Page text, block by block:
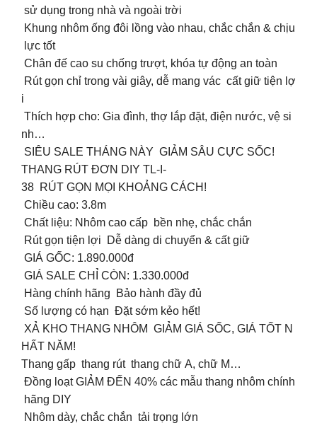
sử dụng trong nhà và ngoài trời
Khung nhôm ống đôi lồng vào nhau, chắc chắn & chịu
lực tốt
Chân đế cao su chống trượt, khóa tự động an toàn
Rút gọn chỉ trong vài giây, dễ mang vác cất giữ tiện lợ
i
Thích hợp cho: Gia đình, thợ lắp đặt, điện nước, vệ si
nh…
SIÊU SALE THÁNG NÀY GIẢM SÂU CỰC SỐC!
THANG RÚT ĐƠN DIY TL-I-
38 RÚT GỌN MỌI KHOẢNG CÁCH! ️
Chiều cao: 3.8m
Chất liệu: Nhôm cao cấp bền nhẹ, chắc chắn
Rút gọn tiện lợi Dễ dàng di chuyển & cất giữ
GIÁ GỐC: 1.890.000đ
GIÁ SALE CHỈ CÒN: 1.330.000đ
Hàng chính hãng Bảo hành đầy đủ
Số lượng có hạn Đặt sớm kẻo hết!
️ XẢ KHO THANG NHÔM GIẢM GIÁ SỐC, GIÁ TỐT N
HẤT NĂM!
Thang gấp thang rút thang chữ A, chữ M…
Đồng loạt GIẢM ĐẾN 40% các mẫu thang nhôm chính
hãng DIY
Nhôm dày, chắc chắn tải trọng lớn